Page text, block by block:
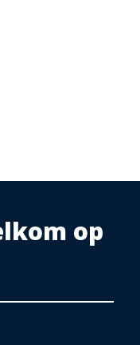
op